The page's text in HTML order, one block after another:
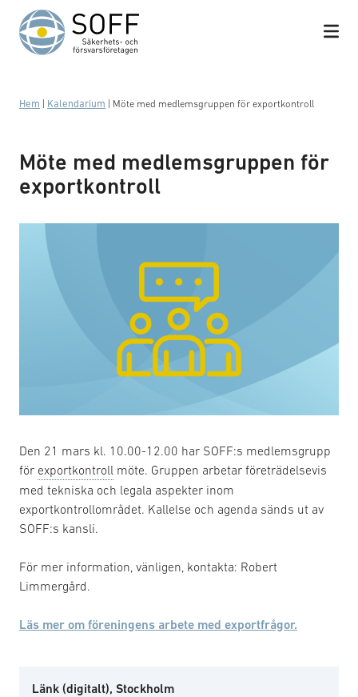
Hoppa till innehåll
Hem Kalendarium Möte med medlemsgruppen för exportkontroll
Möte med medlemsgruppen för
exportkontroll
Den 21 mars kl. 10.00-12.00 har SOFF:s medlemsgrupp
för exportkontroll möte. Gruppen arbetar företrädelsevis
med tekniska och legala aspekter inom
exportkontrollområdet. Kallelse och agenda sänds ut av
SOFF:s kansli.
För mer information, vänligen, kontakta: Robert
Limmergård.
Läs mer om föreningens arbete med exportfrågor.
Länk (digitalt), Stockholm